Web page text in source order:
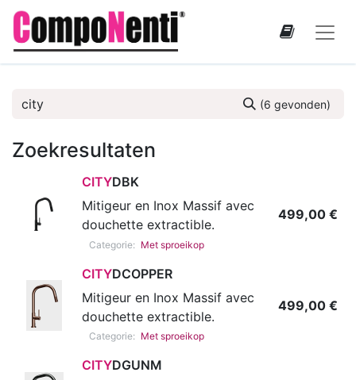
(6 gevonden)
Zoekresultaten
CITYDBK
Mitigeur en Inox Massif avec
douchette extractible.
Categorie: Met sproeikop
499,00 €
CITYDCOPPER
Mitigeur en Inox Massif avec
douchette extractible.
Categorie: Met sproeikop
499,00 €
CITYDGUNM